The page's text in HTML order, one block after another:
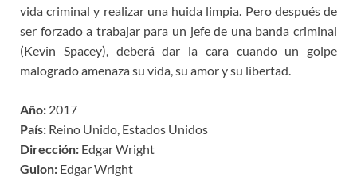
vida criminal y realizar una huida limpia. Pero después de
ser forzado a trabajar para un jefe de una banda criminal
(Kevin Spacey), deberá dar la cara cuando un golpe
malogrado amenaza su vida, su amor y su libertad.
Año: 2017
País: Reino Unido, Estados Unidos
Dirección: Edgar Wright
Guion: Edgar Wright